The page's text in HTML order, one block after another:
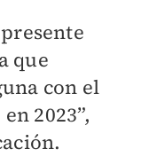
que
con el
2023”,